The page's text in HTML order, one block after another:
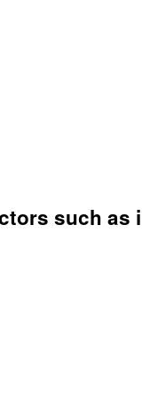
such